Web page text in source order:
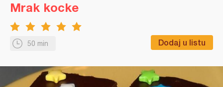
50 min Dodaj u listu
Mrak kocke